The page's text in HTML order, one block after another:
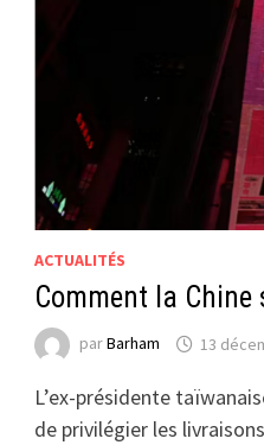
ACTUALITÉS
Comment la Chine
parBarham 13
L’ex-présidente
de privilégier les